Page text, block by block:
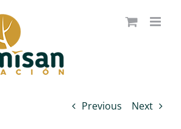
Previous Next